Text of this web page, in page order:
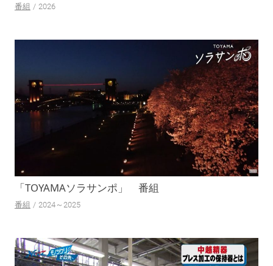
番組 2026
「TOYAMAソラサンポ」 番組
番組 2024～2025